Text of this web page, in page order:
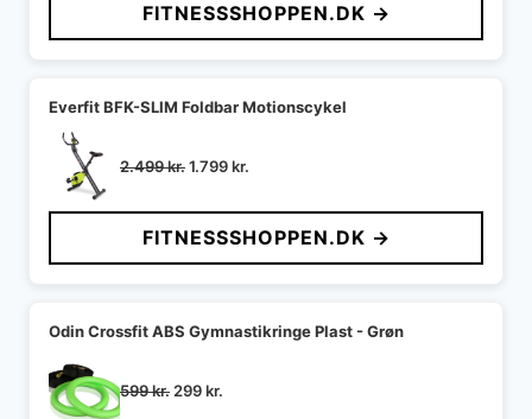
var:
4.999 kr..
er:
1.499 kr..
FITNESSSHOPPEN.DK →
Everfit BFK-SLIM Foldbar Motionscykel
2.499kr.Den
pris
var:
2.499 kr..
1.799kr.
pris
er:
1.799 kr..
FITNESSSHOPPEN.DK →
Odin Crossfit ABS Gymnastikringe Plast - Grøn
599kr. Den
299kr.